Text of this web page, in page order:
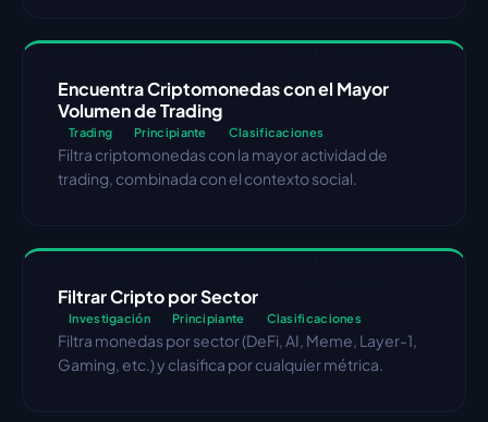
Encuentra Criptomonedas con el Mayor
Volumen de Trading
Trading Principiante Clasificaciones
Filtra criptomonedas con la mayor actividad de
trading, combinada con el contexto social.
Filtrar Cripto por Sector
Investigación Principiante Clasificaciones
Filtra monedas por sector (DeFi, AI, Meme, Layer-1,
Gaming, etc.) y clasifica por cualquier métrica.